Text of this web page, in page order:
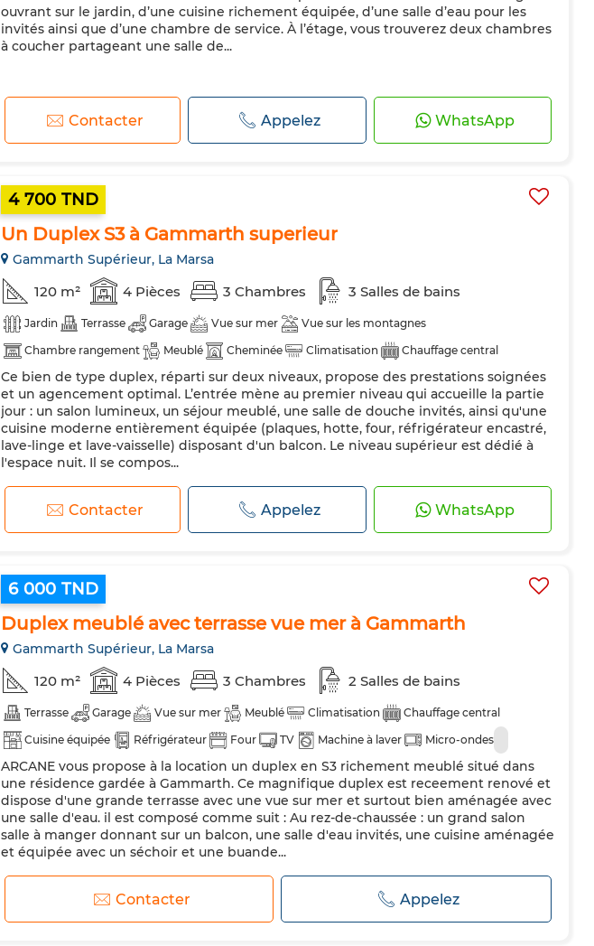
ouvrant sur le jardin, d’une cuisine richement équipée, d’une salle d’eau pour les
invités ainsi que d’une chambre de service. À l’étage, vous trouverez deux chambres
à coucher partageant une salle de...
Contacter Appelez WhatsApp
4 700 TND
Un Duplex S3 à Gammarth superieur
Gammarth Supérieur, La Marsa
120 m² 4 Pièces 3 Chambres 3 Salles de bains
Jardin Terrasse Garage Vue sur mer
Vue sur les montagnes
Chambre rangement
Meublé Cheminée Climatisation
Chauffage central
Double vitrage
Cuisine équipée Réfrigérateur Four TV
Machine à laver
Micro-ondes
Internet
Ce bien de type duplex, réparti sur deux niveaux, propose des prestations soignées
et un agencement optimal. L’entrée mène au premier niveau qui accueille la partie
jour : un salon lumineux, un séjour meublé, une salle de douche invités, ainsi qu'une
cuisine moderne entièrement équipée (plaques, hotte, four, réfrigérateur encastré,
lave-linge et lave-vaisselle) disposant d'un balcon. Le niveau supérieur est dédié à
l'espace nuit. Il se compos...
Contacter Appelez WhatsApp
6 000 TND
Duplex meublé avec terrasse vue mer à Gammarth
Gammarth Supérieur, La Marsa
120 m² 4 Pièces 3 Chambres 2 Salles de bains
Terrasse Garage Vue sur mer Meublé Climatisation
Chauffage central
Cuisine équipée
Réfrigérateur Four TV Machine à laver Micro-ondes
ARCANE vous propose à la location un duplex en S3 richement meublé situé dans
une résidence gardée à Gammarth. Ce magnifique duplex est receement renové et
dispose d'une grande terrasse avec une vue sur mer et surtout bien aménagée avec
une salle d'eau. il est composé comme suit : Au rez-de-chaussée : un grand salon
salle à manger donnant sur un balcon, une salle d'eau invités, une cuisine aménagée
et équipée avec un séchoir et une buande...
Contacter Appelez